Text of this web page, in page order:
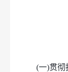
(一)贯彻